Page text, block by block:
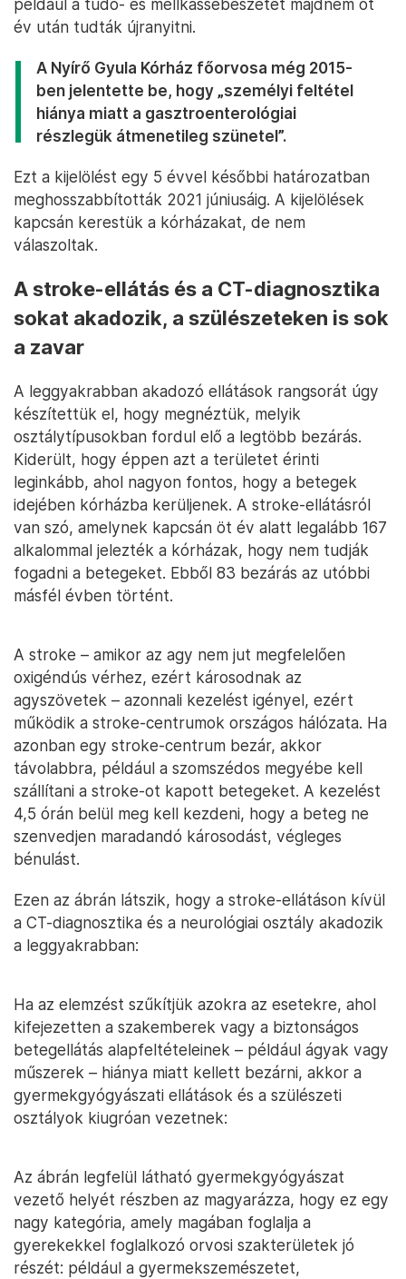
például a tüdő- és mellkassebészetet majdnem öt
év után tudták újranyitni.
A Nyírő Gyula Kórház főorvosa még 2015-
ben jelentette be, hogy „személyi feltétel
hiánya miatt a gasztroenterológiai
részlegük átmenetileg szünetel”.
Ezt a kijelölést egy 5 évvel későbbi határozatban
meghosszabbították 2021 júniusáig. A kijelölések
kapcsán kerestük a kórházakat, de nem
válaszoltak.
A stroke-ellátás és a CT-diagnosztika
sokat akadozik, a szülészeteken is sok
a zavar
A leggyakrabban akadozó ellátások rangsorát úgy
készítettük el, hogy megnéztük, melyik
osztálytípusokban fordul elő a legtöbb bezárás.
Kiderült, hogy éppen azt a területet érinti
leginkább, ahol nagyon fontos, hogy a betegek
idejében kórházba kerüljenek. A stroke-ellátásról
van szó, amelynek kapcsán öt év alatt legalább 167
alkalommal jelezték a kórházak, hogy nem tudják
fogadni a betegeket. Ebből 83 bezárás az utóbbi
másfél évben történt.
A stroke – amikor az agy nem jut megfelelően
oxigéndús vérhez, ezért károsodnak az
agyszövetek – azonnali kezelést igényel, ezért
működik a stroke-centrumok országos hálózata. Ha
azonban egy stroke-centrum bezár, akkor
távolabbra, például a szomszédos megyébe kell
szállítani a stroke-ot kapott betegeket. A kezelést
4,5 órán belül meg kell kezdeni, hogy a beteg ne
szenvedjen maradandó károsodást, végleges
bénulást.
Ezen az ábrán látszik, hogy a stroke-ellátáson kívül
a CT-diagnosztika és a neurológiai osztály akadozik
a leggyakrabban:
Ha az elemzést szűkítjük azokra az esetekre, ahol
kifejezetten a szakemberek vagy a biztonságos
betegellátás alapfeltételeinek – például ágyak vagy
műszerek – hiánya miatt kellett bezárni, akkor a
gyermekgyógyászati ellátások és a szülészeti
osztályok kiugróan vezetnek:
Az ábrán legfelül látható gyermekgyógyászat
vezető helyét részben az magyarázza, hogy ez egy
nagy kategória, amely magában foglalja a
gyerekekkel foglalkozó orvosi szakterületek jó
részét: például a gyermekszemészetet,